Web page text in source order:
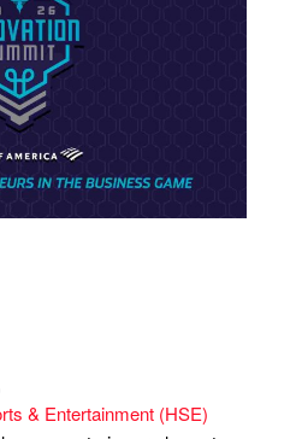
& Entertainment (HSE)